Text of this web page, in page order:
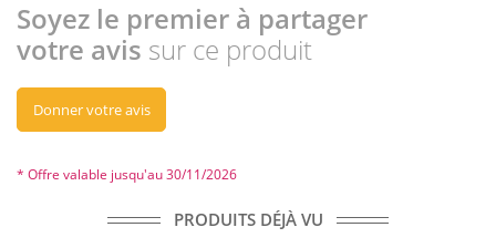
Soyez le premier à partager
votre avis sur ce produit
Donner votre avis
* Offre valable jusqu'au 30/11/2026
PRODUITS DÉJÀ VU